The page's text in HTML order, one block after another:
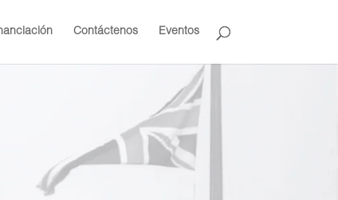
Contáctenos Eventos